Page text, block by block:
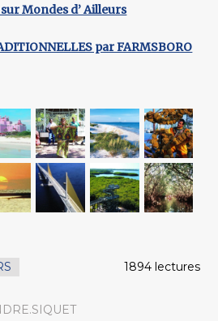
Mondes d’ Ailleurs
par FARMSBORO
1894 lectures